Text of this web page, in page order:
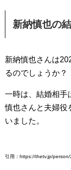
新納慎也の
新納慎也さんは
るのでしょうか？
一時は、結婚相手
慎也さんと夫婦役
いました。
引用：https://thetv.jp/